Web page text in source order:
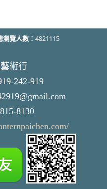
瀏覽人數： 4821115
術行
242-919
8130